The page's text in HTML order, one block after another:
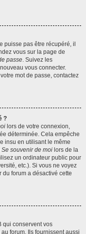
puisse pas être récupéré, il
vous sur la page de
passe. Suivez les
vous connecter.
mot de passe, contactez
?
lors de votre connexion,
déterminée. Cela empêche
insu en utilisant le même
Se souvenir de moi lors de la
un ordinateur public pour
etc.). Si vous ne voyez
du forum a désactivé cette
qui conservent vos
forum. Ils fournissent aussi